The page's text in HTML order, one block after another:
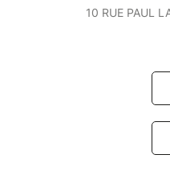
10 RUE PAUL